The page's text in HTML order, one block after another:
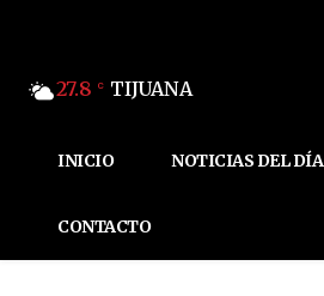
27.8 C TIJUANA
INICIO NOTICIAS DEL DÍA
CONTACTO